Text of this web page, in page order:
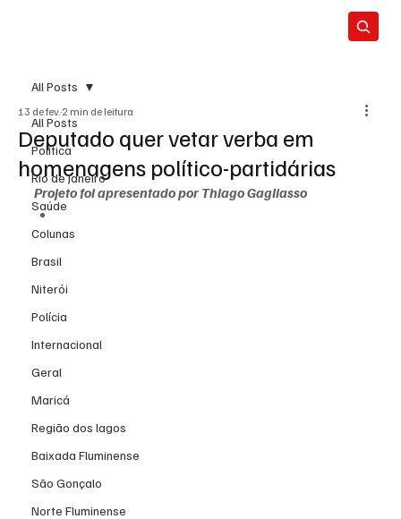
All Posts
Política
Rio de Janeiro
Saúde
Colunas
Brasil
Niterói
Polícia
Internacional
Geral
Maricá
Região dos lagos
Baixada Fluminense
São Gonçalo
Norte Fluminense
All Posts
Deputado quer vetar verba em
homenagens político-partidárias
13 de fev. 2 min de leitura
Projeto foi apresentado por Thiago Gagliasso